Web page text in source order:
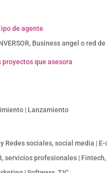
de agente
Business angel o red
que asesora
| Lanzamiento
Redes sociales, social media |
servicios profesionales |